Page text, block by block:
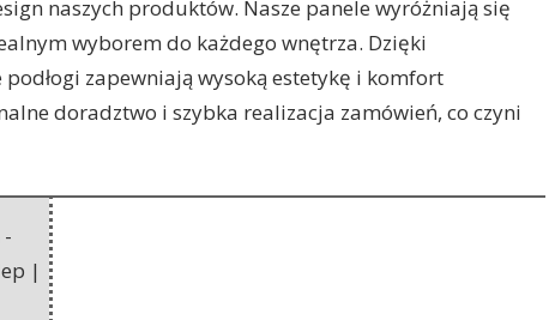
naszych produktów. Nasze panele wyróżniają się
wyborem do każdego wnętrza. Dzięki
zapewniają wysoką estetykę i komfort
doradztwo i szybka realizacja zamówień, co czyni
|